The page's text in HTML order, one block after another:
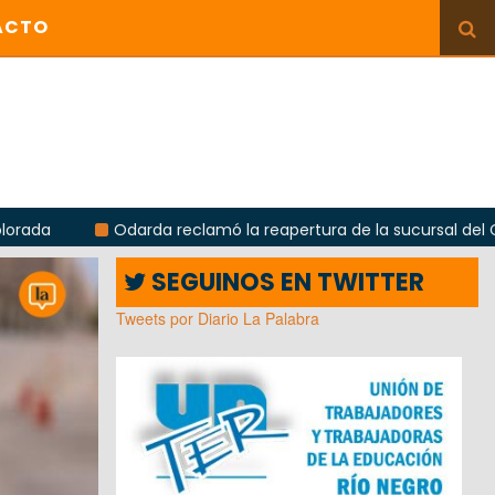
Odarda reclamó la reapertura de la sucursal del Correo
SEGUINOS EN TWITTER
Tweets por Diario La Palabra